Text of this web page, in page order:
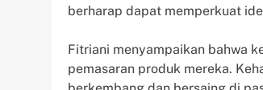
berharap dapat memperkuat
Fitriani menyampaikan bahwa
pemasaran produk mereka.